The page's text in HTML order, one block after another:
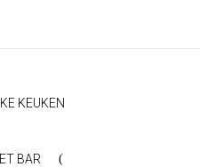
KEUKEN
BAR